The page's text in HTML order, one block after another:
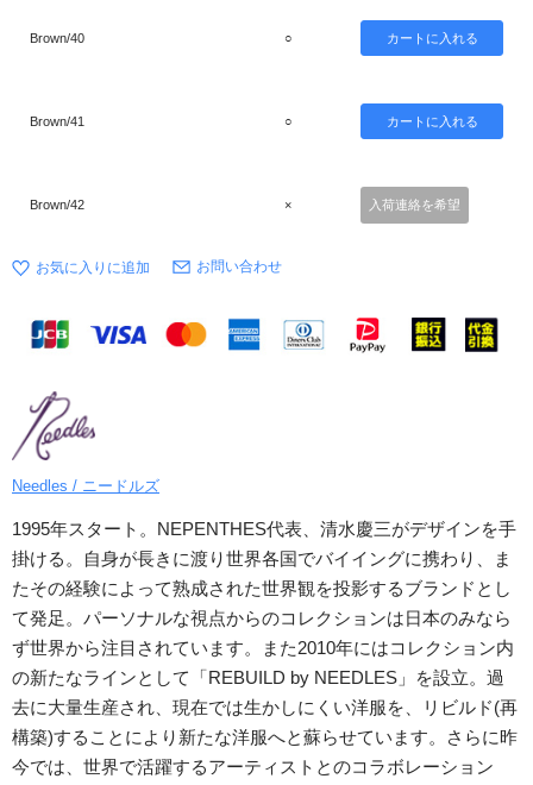
Brown/40 ○
Brown/41 ○
Brown/42 × 入荷連絡を希望
お問い合わせ
Needles / ニードルズ
1995年スタート。NEPENTHES代表、清水慶三がデザインを手
掛ける。自身が長きに渡り世界各国でバイイングに携わり、ま
たその経験によって熟成された世界観を投影するブランドとし
て発足。パーソナルな視点からのコレクションは日本のみなら
ず世界から注目されています。また2010年にはコレクション内
の新たなラインとして「REBUILD by NEEDLES」を設立。過
去に大量生産され、現在では生かしにくい洋服を、リビルド(再
構築)することにより新たな洋服へと蘇らせています。さらに昨
今では、世界で活躍するアーティストとのコラボレーション